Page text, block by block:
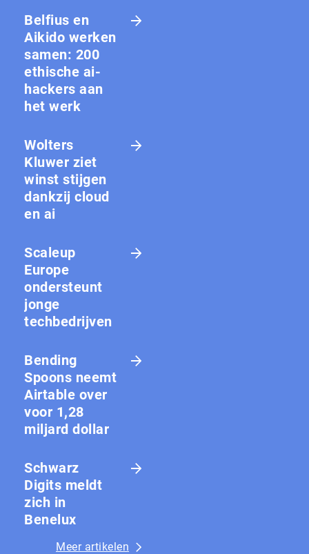
Belfius en
Aikido werken
samen: 200
ethische ai-
hackers aan
het werk
Wolters
Kluwer ziet
winst stijgen
dankzij cloud
en ai
Scaleup
Europe
ondersteunt
jonge
techbedrijven
Bending
Spoons neemt
Airtable over
voor 1,28
miljard dollar
Schwarz
Digits meldt
zich in
Benelux
Meer artikelen